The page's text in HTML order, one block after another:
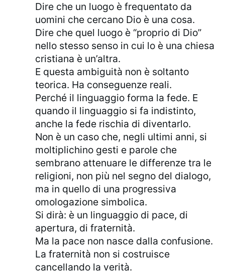
Dire che un luogo è frequentato da
uomini che cercano Dio è una cosa.
Dire che quel luogo è “proprio di Dio”
nello stesso senso in cui lo è una chiesa
cristiana è un’altra.
E questa ambiguità non è soltanto
teorica. Ha conseguenze reali.
Perché il linguaggio forma la fede. E
quando il linguaggio si fa indistinto,
anche la fede rischia di diventarlo.
Non è un caso che, negli ultimi anni, si
moltiplichino gesti e parole che
sembrano attenuare le differenze tra le
religioni, non più nel segno del dialogo,
ma in quello di una progressiva
omologazione simbolica.
Si dirà: è un linguaggio di pace, di
apertura, di fraternità.
Ma la pace non nasce dalla confusione.
La fraternità non si costruisce
cancellando la verità.